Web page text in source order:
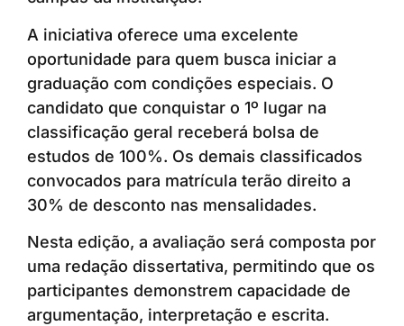
A iniciativa oferece uma excelente
oportunidade para quem busca iniciar a
graduação com condições especiais. O
candidato que conquistar o 1º lugar na
classificação geral receberá bolsa de
estudos de 100%. Os demais classificados
convocados para matrícula terão direito a
30% de desconto nas mensalidades.
Nesta edição, a avaliação será composta por
uma redação dissertativa, permitindo que os
participantes demonstrem capacidade de
argumentação, interpretação e escrita.